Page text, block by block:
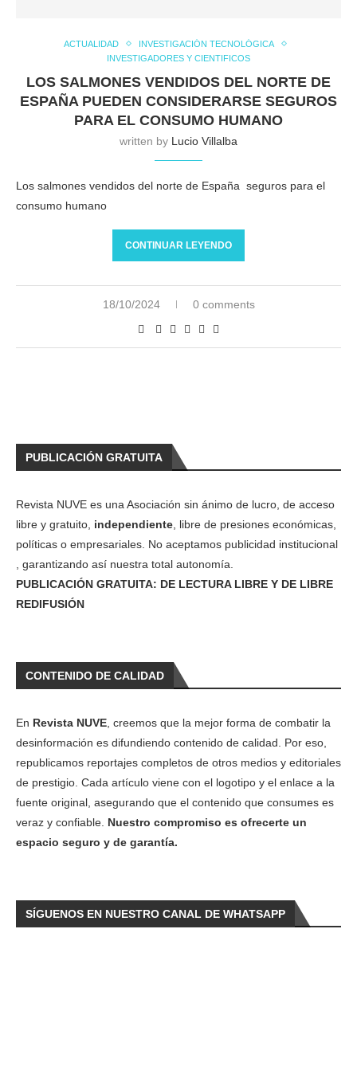
ACTUALIDAD
INVESTIGACIÓN TECNOLÓGICA
INVESTIGADORES Y CIENTIFICOS
LOS SALMONES VENDIDOS DEL NORTE DE
ESPAÑA PUEDEN CONSIDERARSE SEGUROS
PARA EL CONSUMO HUMANO
written by Lucio Villalba
Los salmones vendidos del norte de España seguros para el
consumo humano
CONTINUAR LEYENDO
18/10/2024 0 comments
PUBLICACIÓN GRATUITA
Revista NUVE es una Asociación sin ánimo de lucro, de acceso
libre y gratuito, independiente , libre de presiones económicas,
políticas o empresariales. No aceptamos publicidad institucional
, garantizando así nuestra total autonomía.
PUBLICACIÓN GRATUITA: DE LECTURA LIBRE Y DE LIBRE
REDIFUSIÓN
CONTENIDO DE CALIDAD
En Revista NUVE , creemos que la mejor forma de combatir la
desinformación es difundiendo contenido de calidad. Por eso,
republicamos reportajes completos de otros medios y editoriales
de prestigio. Cada artículo viene con el logotipo y el enlace a la
fuente original, asegurando que el contenido que consumes es
veraz y confiable. Nuestro compromiso es ofrecerte un
espacio seguro y de garantía.
SÍGUENOS EN NUESTRO CANAL DE WHATSAPP